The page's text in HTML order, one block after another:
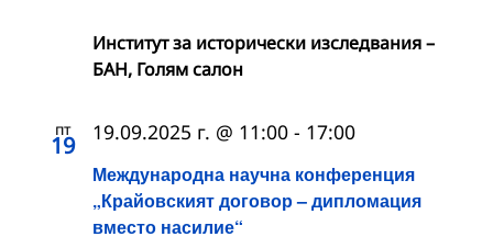
Институт за исторически изследвания –
БАН, Голям салон
пт
19
Международна научна конференция
„Крайовският договор – дипломация
вместо насилие“
19.09.2025 г. @ 11:00 - 17:00